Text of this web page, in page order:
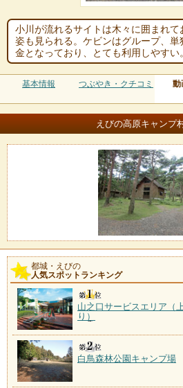
小川が流れるサイトは木々に囲まれ
姿も見られる。ケビンはグループ、
金となっており、とても利用しやすい。
基本情報 つぶやき・クチコミ 動
えびの高原キャンプ
都城・えびの
人気スポットランキング
山之口サービスエリア（
り）
白鳥森林公園キャンプ場